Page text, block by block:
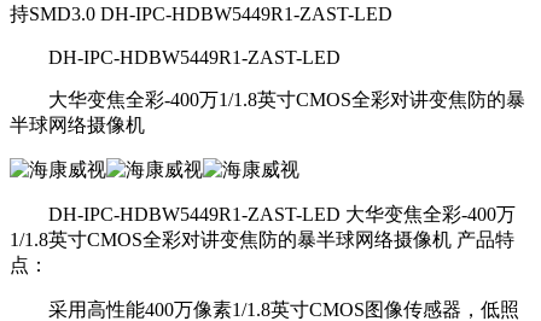
持SMD3.0 DH-IPC-HDBW5449R1-ZAST-LED
DH-IPC-HDBW5449R1-ZAST-LED
大华变焦全彩-400万1/1.8英寸CMOS全彩对讲变焦防的暴
半球网络摄像机
DH-IPC-HDBW5449R1-ZAST-LED 大华变焦全彩-400万
1/1.8英寸CMOS全彩对讲变焦防的暴半球网络摄像机 产品特
点：
采用高性能400万像素1/1.8英寸CMOS图像传感器，低照